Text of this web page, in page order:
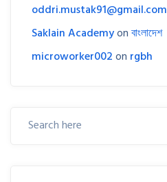
oddri.mustak91@gmail.com
Saklain Academyonবাংলাদেশ
microworker002on rgbh